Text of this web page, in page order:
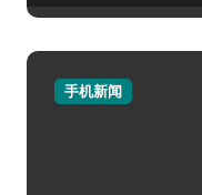
手机新闻